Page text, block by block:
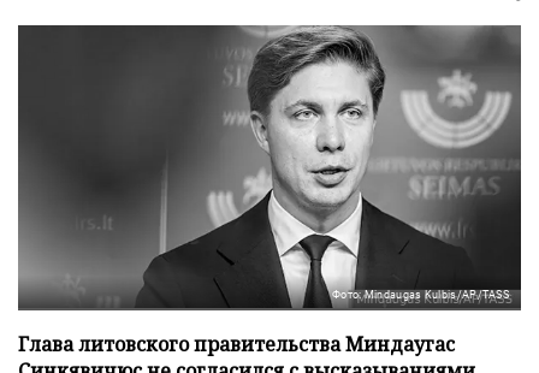
Фото: Mindaugas Kulbis/AP/TASS
Глава литовского правительства Миндаугас